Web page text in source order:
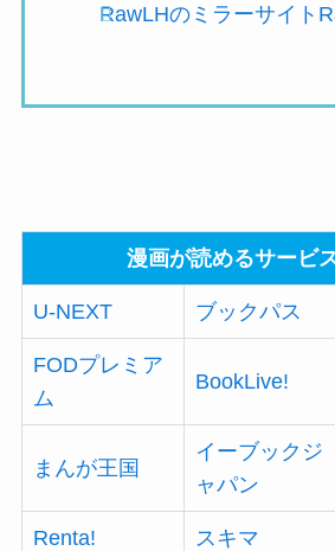
RawLHのミラーサイト
漫画が読めるサービ
U-NEXT ブックパス
FODプレミア
ム
BookLive!
まんが王国
イーブックジ
ャパン
Renta! スキマ